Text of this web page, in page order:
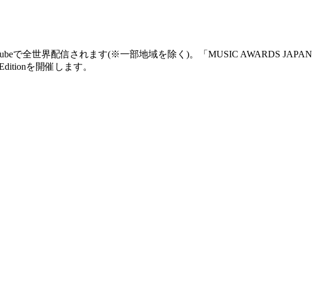
で全世界配信されます(※⼀部地域を除く)。「MUSIC AWARDS JAPAN
を開催します。